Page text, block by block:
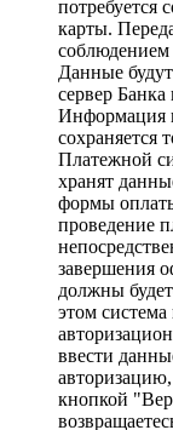
потребуется
карты.
соблюдением
Данные
сервер
Информация
сохраняется
Платежной
хранят
формы
проведение
завершения
должны
этом
ввести
кнопкой